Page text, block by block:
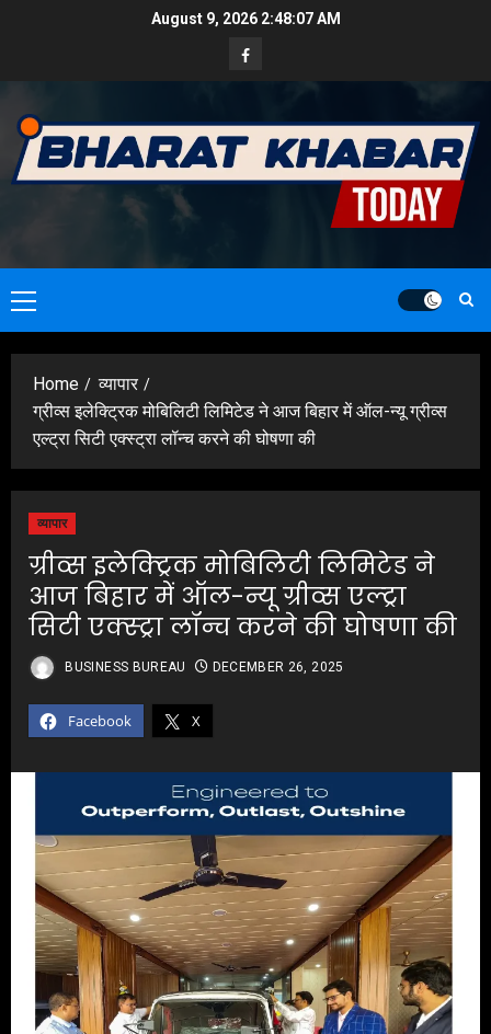
August 9, 2026 2:48:08 AM
Facebook
Primary
Menu
Home
व्यापार
ग्रीव्स इलेक्ट्रिक मोबिलिटी लिमिटेड ने आज बिहार में ऑल-न्यू ग्रीव्स
एल्ट्रा सिटी एक्स्ट्रा लॉन्च करने की घोषणा की
व्यापार
ग्रीव्स इलेक्ट्रिक मोबिलिटी लिमिटेड ने
आज बिहार में ऑल-न्यू ग्रीव्स एल्ट्रा
सिटी एक्स्ट्रा लॉन्च करने की घोषणा की
Facebook X
BUSINESS BUREAU DECEMBER 26, 2025